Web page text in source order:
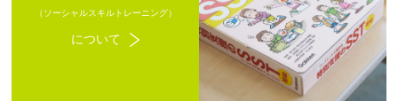
（ソーシャルスキルトレーニング）
について